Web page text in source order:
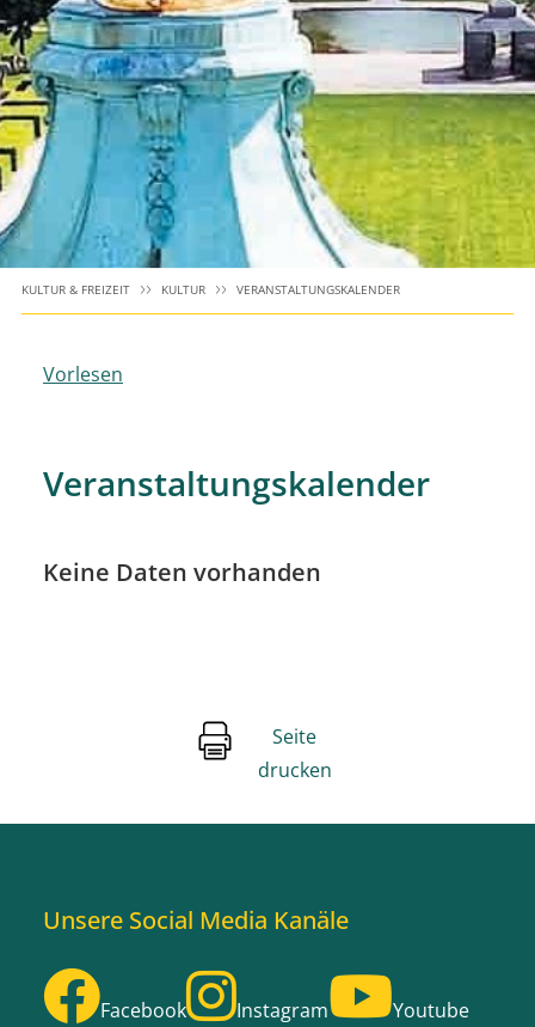
KULTUR & FREIZEIT KULTUR VERANSTALTUNGSKALENDER
Vorlesen
Veranstaltungskalender
Keine Daten vorhanden
Seite
drucken
Unsere Social Media Kanäle
Facebook Instagram Youtube